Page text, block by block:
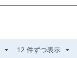
12 件ずつ表示